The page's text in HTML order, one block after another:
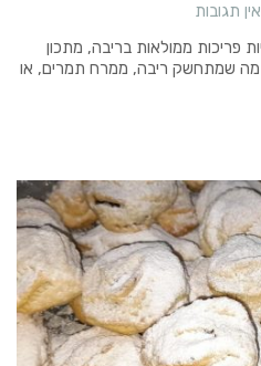
אין תגובות
פריכות ממולאות בריבה, מתכון
מה שמתחשק ריבה, ממרח תמרים, או